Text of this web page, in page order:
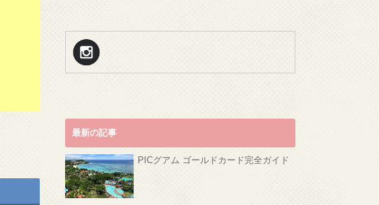
最新の記事
PICグアム ゴールドカード完全ガイド